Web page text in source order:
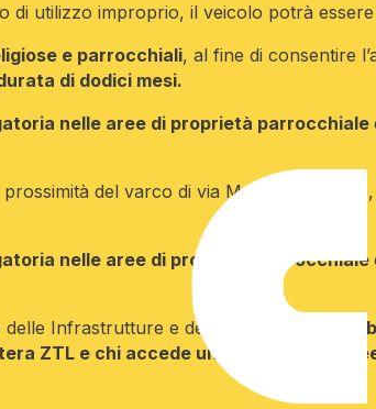
di utilizzo improprio, il veicolo potrà
e parrocchiali, al fine di consentire
di dodici mesi.
nelle aree di proprietà parrocchiale
del varco di via Maironi da
nelle aree di proprietà parrocchiale
Infrastrutture e dei Trasporti, la
ZTL e chi accede unicamente alle